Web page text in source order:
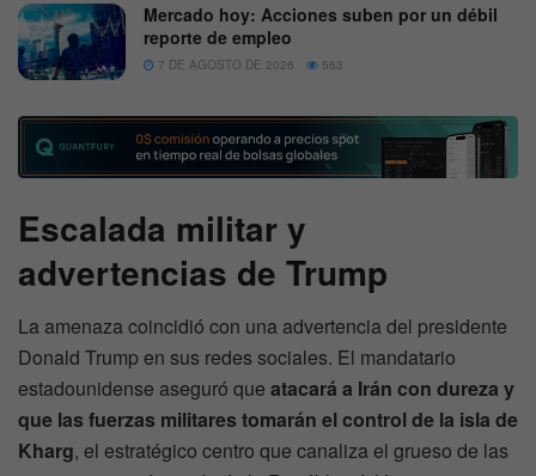
Mercado hoy: Acciones suben por un débil
reporte de empleo
7 DE AGOSTO DE 2026 563
Escalada militar y
advertencias de Trump
La amenaza coincidió con una advertencia del presidente
Donald Trump en sus redes sociales. El mandatario
estadounidense aseguró que atacará a Irán con dureza y
que las fuerzas militares tomarán el control de la isla de
Kharg, el estratégico centro que canaliza el grueso de las